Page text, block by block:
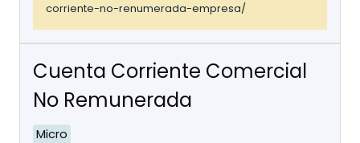
corriente-no-renumerada-empresa/
Cuenta Corriente Comercial
No Remunerada
Micro